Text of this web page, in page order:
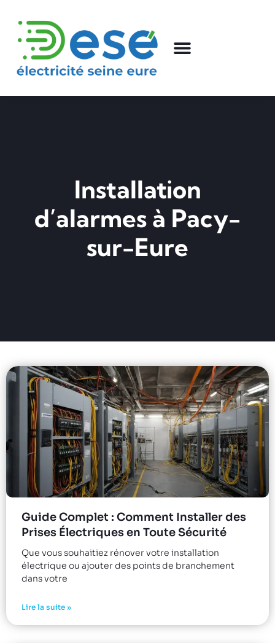
Installation
d’alarmes à Pacy-
sur-Eure
Guide Complet : Comment Installer des
Prises Électriques en Toute Sécurité
Que vous souhaitiez rénover votre installation
électrique ou ajouter des points de branchement
dans votre
Lire la suite »